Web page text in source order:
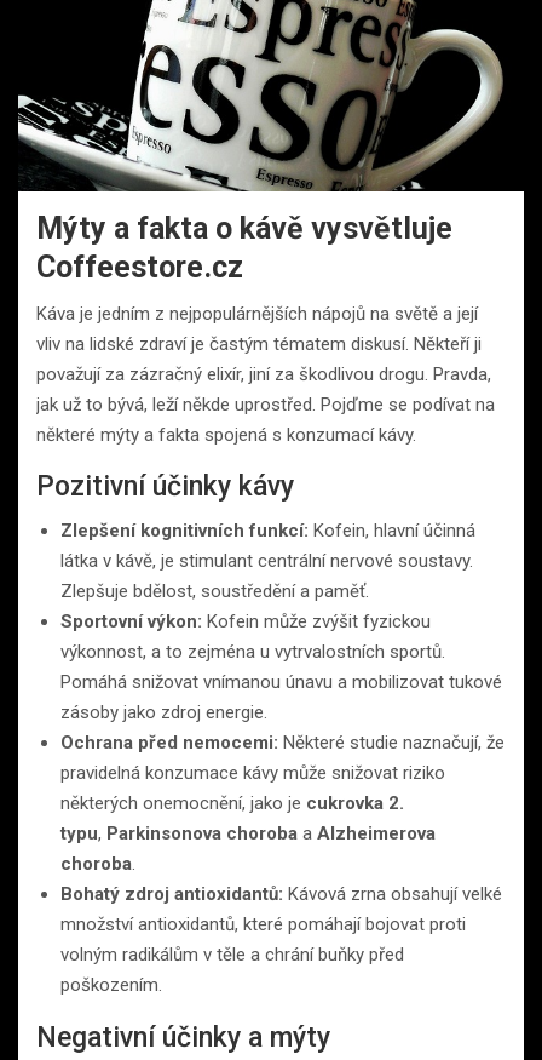
Mýty a fakta o kávě vysvětluje
Coffeestore.cz
Káva je jedním z nejpopulárnějších nápojů na světě a její
vliv na lidské zdraví je častým tématem diskusí. Někteří ji
považují za zázračný elixír, jiní za škodlivou drogu. Pravda,
jak už to bývá, leží někde uprostřed. Pojďme se podívat na
některé mýty a fakta spojená s konzumací kávy.
Pozitivní účinky kávy
Zlepšení kognitivních funkcí: Kofein, hlavní účinná
látka v kávě, je stimulant centrální nervové soustavy.
Zlepšuje bdělost, soustředění a paměť.
Sportovní výkon: Kofein může zvýšit fyzickou
výkonnost, a to zejména u vytrvalostních sportů.
Pomáhá snižovat vnímanou únavu a mobilizovat tukové
zásoby jako zdroj energie.
Ochrana před nemocemi: Některé studie naznačují, že
pravidelná konzumace kávy může snižovat riziko
některých onemocnění, jako je cukrovka 2.
typu, Parkinsonova choroba a Alzheimerova
choroba
Bohatý zdroj antioxidantů: Kávová zrna obsahují velké
množství antioxidantů, které pomáhají bojovat proti
volným radikálům v těle a chrání buňky před
poškozením.
Negativní účinky a mýty